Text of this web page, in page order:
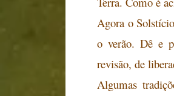
Agora o
o verão. Dê e
revisão, de
Algumas